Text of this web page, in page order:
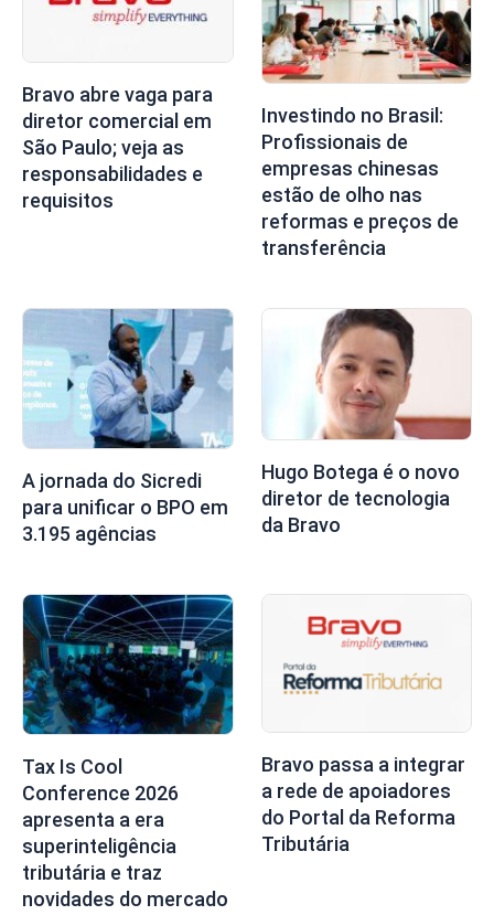
Bravo abre vaga para
diretor comercial em
São Paulo; veja as
responsabilidades e
requisitos
Investindo no Brasil:
Profissionais de
empresas chinesas
estão de olho nas
reformas e preços de
transferência
A jornada do Sicredi
para unificar o BPO em
3.195 agências
Hugo Botega é o novo
diretor de tecnologia
da Bravo
Tax Is Cool
Conference 2026
apresenta a era
superinteligência
tributária e traz
novidades do mercado
Bravo passa a integrar
a rede de apoiadores
do Portal da Reforma
Tributária